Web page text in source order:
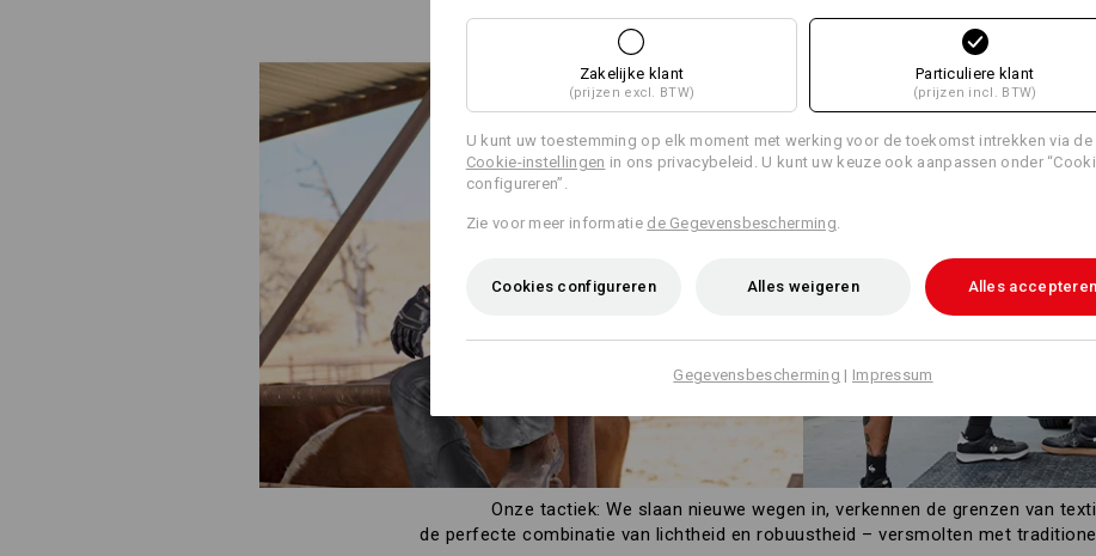
Onze tactiek: We slaan nieuwe wegen in, verkennen de grenzen van
de perfecte combinatie van lichtheid en robuustheid – versmolten met
Zakelijke klant
(prijzen excl. BTW)
Particuliere klant
(prijzen incl. BTW)
U kunt uw toestemming op elk moment met werking voor de toekomst intrekken via de
Cookie-instellingen in ons privacybeleid. U kunt uw keuze ook aanpassen onder
configureren”.
Zie voor meer informatie de Gegevensbescherming
Cookies configureren Alles weigeren Alles accepteren
Gegevensbescherming | Impressum